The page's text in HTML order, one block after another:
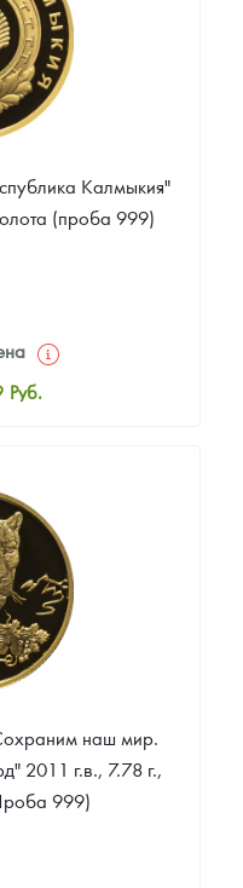
Калмыкия"
(проба 999)
Руб.
наш мир.
2011 г.в., 7.78 г.,
999)